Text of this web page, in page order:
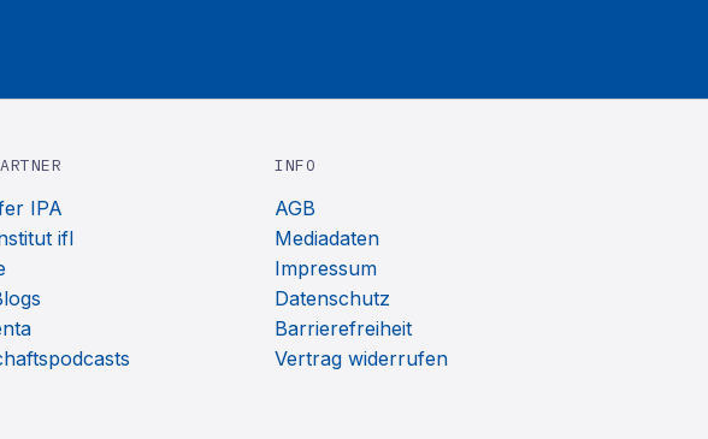
IPA
ifl
INFO
AGB
Mediadaten
Impressum
Datenschutz
Barrierefreiheit
Vertrag widerrufen